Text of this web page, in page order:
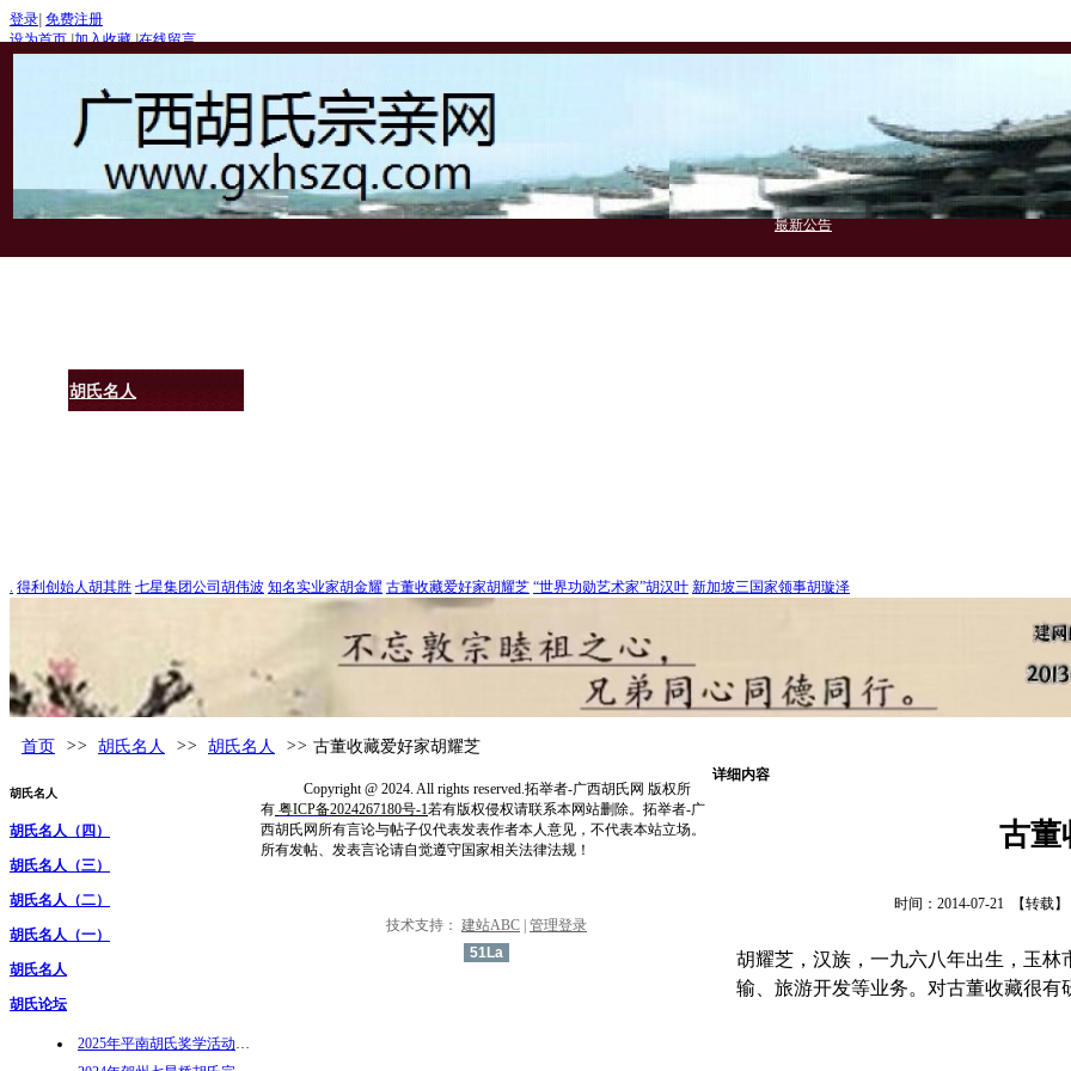
登录 免费注册
设为首页 |加入收藏 |在线留言
玉贵胡氏
本站知道
爱心公益
博客
胡氏名人
胡氏名人（三）
胡氏名人（四）
联谊资讯
最新公告
. 得利创始人胡其胜 七星集团公司胡伟波 知名实业家胡金耀 古董收藏爱好家胡耀芝 “世界功勋艺术家”胡汉叶 新加坡三国家领事胡璇泽
首页 >> 胡氏名人 >> 胡氏名人 >> 古董收藏爱好家胡耀芝
详细内容
古董
时间：2014-07-21 【转载
胡耀芝，汉族，一九六八年出生，玉
输、旅游开发等业务。对古董收藏很
胡氏名人
胡氏名人（四）
胡氏名人（三）
胡氏名人（二）
胡氏名人（一）
胡氏名人
胡氏论坛
2025年平南胡氏奖学活动通知
Copyright @ 2024. All rights reserved.拓举者-广西胡氏网 版权所
有 粤ICP备2024267180号-1若有版权侵权请联系本网站删除。拓举者-广
西胡氏网所有言论与帖子仅代表发表作者本人意见，不代表本站立场。
所有发帖、发表言论请自觉遵守国家相关法律法规！
技术支持： 建站ABC 管理登录
51La